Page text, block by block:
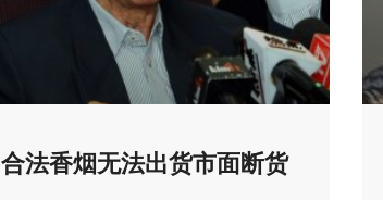
合法香烟无法出货市面断货